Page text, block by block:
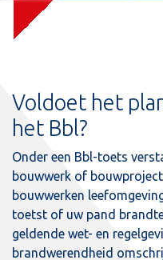
Voldoet het
het Bbl?
Onder een Bbl-toets
bouwwerk of
bouwwerken
toetst of uw pand
geldende wet- en
brandwerendheid